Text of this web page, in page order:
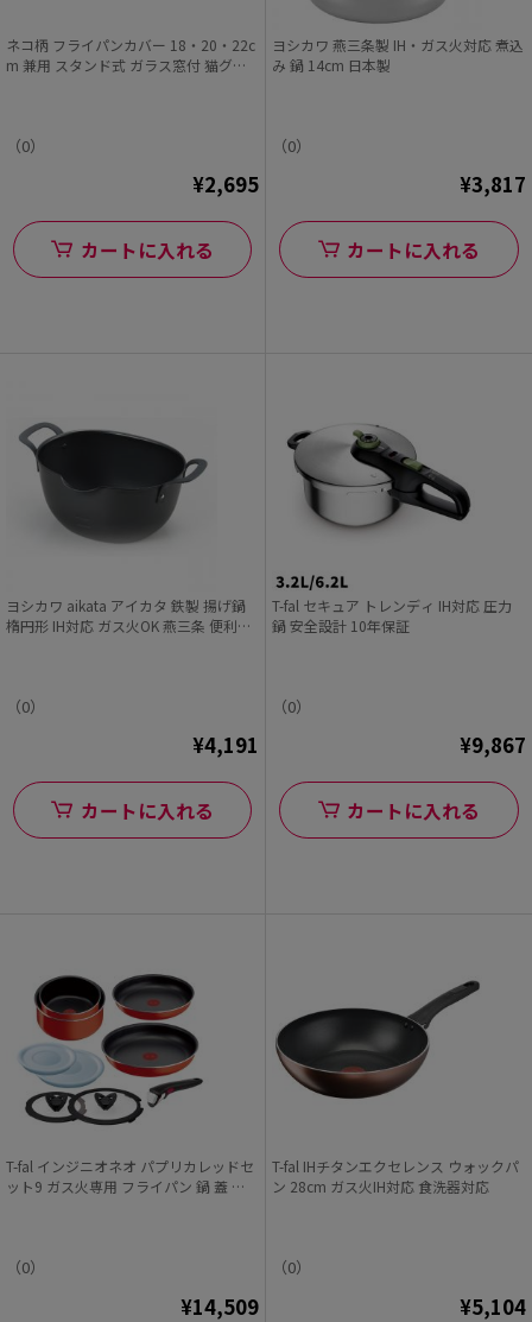
ネコ柄 フライパンカバー 18・20・22c
m 兼用 スタンド式 ガラス窓付 猫グッ
（0）
¥2,695
カートに入れる
ヨシカワ 燕三条製 IH・ガス火対応 煮込
み 鍋 14cm 日本製
（0）
¥3,817
カートに入れる
ヨシカワ aikata アイカタ 鉄製 揚げ鍋
楕円形 IH対応 ガス火OK 燕三条 便利な
（0）
¥4,191
カートに入れる
T-fal セキュア トレンディ IH対応 圧力
鍋 安全設計 10年保証
（0）
¥9,867
カートに入れる
T-fal インジニオネオ パプリカレッドセ
ット9 ガス火専用 フライパン 鍋 蓋 取
（0）
¥14,509
T-fal IHチタンエクセレンス ウォックパ
ン 28cm ガス火IH対応 食洗器対応
（0）
¥5,104